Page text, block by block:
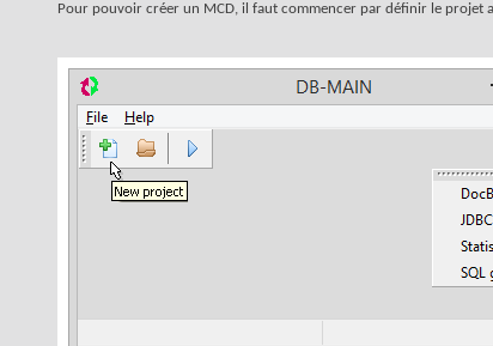
Pour pouvoir créer un MCD, il faut commencer par définir le projet